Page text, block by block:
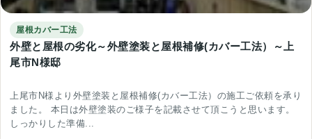
屋根カバー工法
外壁と屋根の劣化～外壁塗装と屋根補修(カバー工法）～上
尾市N様邸
上尾市N様より外壁塗装と屋根補修(カバー工法）の施工ご依頼を承り
ました。 本日は外壁塗装のご様子を記載させて頂こうと思います。
しっかりした準備...